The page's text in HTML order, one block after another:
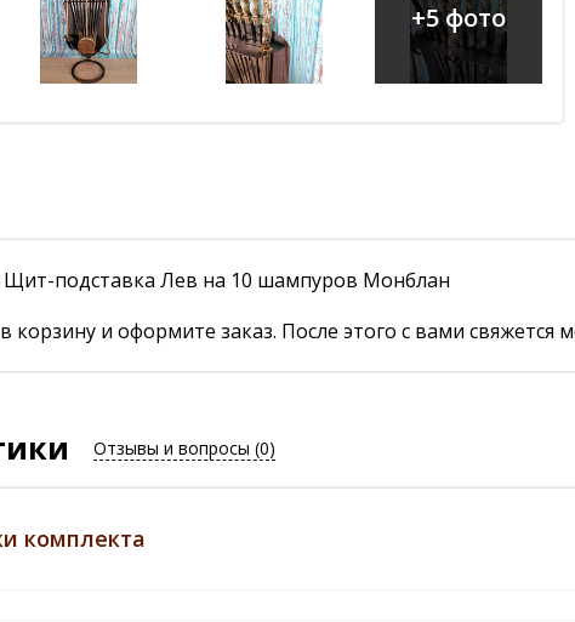
+5 фото
подставка Лев на 10 шампуров Монблан
корзину и оформите заказ. После этого с вами свяжется
Отзывы и вопросы (0)
комплекта